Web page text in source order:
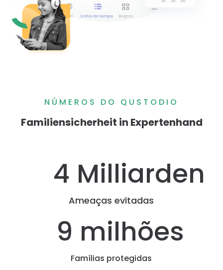
NÚMEROS DO QUSTODIO
Familiensicherheit in Expertenhand
4 Milliarden
Ameaças evitadas
9 milhões
Famílias protegidas